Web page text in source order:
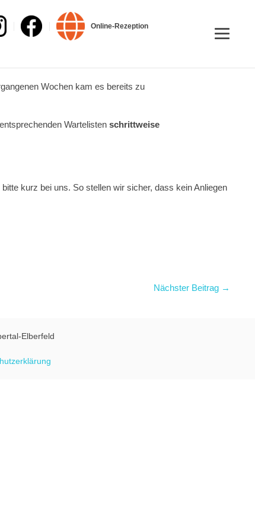
Online-Rezeption
Wochen kam es bereits zu
Wartelisten schrittweise
kurz bei uns. So stellen wir sicher, dass kein Anliegen
Nächster Beitrag →
Elberfeld